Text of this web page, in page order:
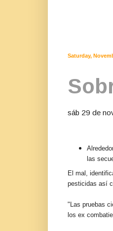
Saturday,
sáb 29 de
las
El mal,
pesticidas así
"Las pruebas
los ex